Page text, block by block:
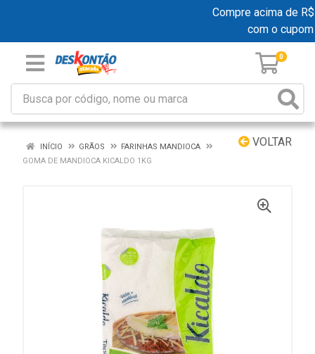
Compre acima de
com o cupom
0
VOLTAR
INÍCIO GRÃOS
FARINHAS MANDIOCA
GOMA DE MANDIOCA KICALDO 1KG